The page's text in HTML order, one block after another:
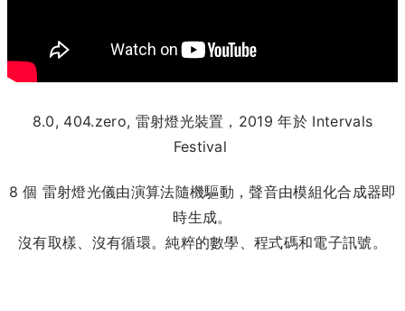
8.0, 404.zero, 雷射燈光裝置，2019 年於 Intervals
Festival
8 個 雷射燈光儀由演算法隨機驅動，聲音由模組化合成器即
時生成。
沒有取樣、沒有循環。純粹的數學、程式碼和電子訊號。